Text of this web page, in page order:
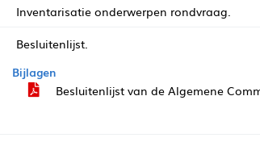
Inventarisatie onderwerpen rondvraag.
Besluitenlijst.
Bijlagen
Besluitenlijst van de Algemene